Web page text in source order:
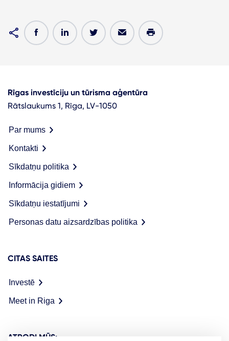
Rīgas investīciju un tūrisma aģentūra
Rātslaukums 1, Rīga, LV-1050
Par mums
Kontakti
Sīkdatņu politika
Informācija gidiem
Sīkdatņu iestatījumi
Personas datu aizsardzības politika
CITAS SAITES
Investē
Meet in Riga
ATRODI MŪS: